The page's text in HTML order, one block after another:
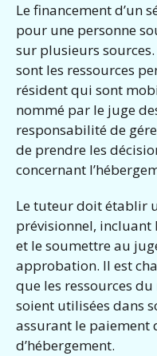
Le financement d’un
pour une personne
sur plusieurs
sont les ressources
résident qui sont
nommé par le juge
responsabilité de
de prendre les
concernant
Le tuteur doit établir
prévisionnel, incluant
et le soumettre au
approbation. Il est
que les ressources
soient utilisées dans
assurant le paiement
d’hébergement.